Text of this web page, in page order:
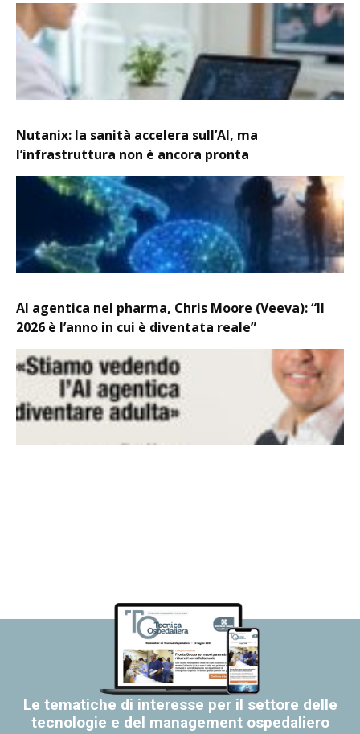
Nutanix: la sanità accelera sull’AI, ma
l’infrastruttura non è ancora pronta
AI agentica nel pharma, Chris Moore (Veeva): “Il
2026 è l’anno in cui è diventata reale”
Le tematiche di interesse per il settore delle
tecnologie e del management ospedaliero